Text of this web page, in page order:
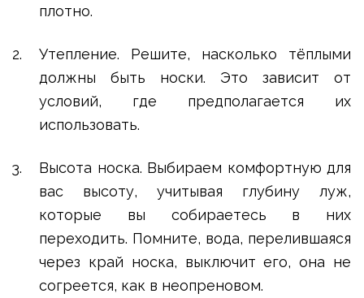
плотно.
Утепление. Решите, насколько тёплыми
должны быть носки. Это зависит от
условий, где предполагается их
использовать.
Высота носка. Выбираем комфортную для
вас высоту, учитывая глубину луж,
которые вы собираетесь в них
переходить. Помните, вода, перелившаяся
через край носка, выключит его, она не
согреется, как в неопреновом.